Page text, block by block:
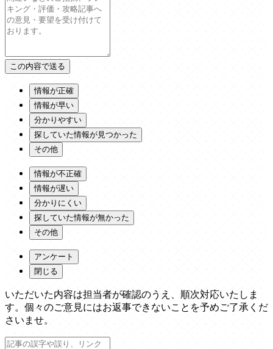
情報が正確
情報が早い
分かりやすい
探していた情報が見つかった
その他
情報が不正確
情報が遅い
分かりにくい
探していた情報が無かった
その他
アンケート
閉じる
いただいた内容は担当者が確認のうえ、順次対応いたしま
す。個々のご意見にはお返事できないことを予めご了承くだ
さいませ。